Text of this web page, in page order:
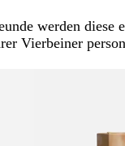
werden diese
Vierbeiner